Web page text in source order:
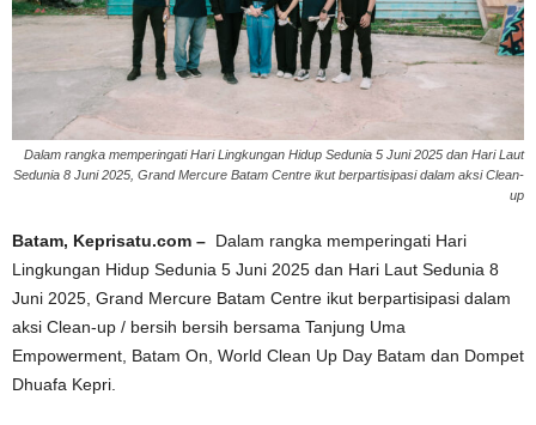
Dalam rangka memperingati Hari Lingkungan Hidup Sedunia 5 Juni 2025 dan Hari Laut
Sedunia 8 Juni 2025, Grand Mercure Batam Centre ikut berpartisipasi dalam aksi Clean-
up
Batam, Keprisatu.com – Dalam rangka memperingati Hari
Lingkungan Hidup Sedunia 5 Juni 2025 dan Hari Laut Sedunia 8
Juni 2025, Grand Mercure Batam Centre ikut berpartisipasi dalam
aksi Clean-up / bersih bersih bersama Tanjung Uma
Empowerment, Batam On, World Clean Up Day Batam dan Dompet
Dhuafa Kepri.